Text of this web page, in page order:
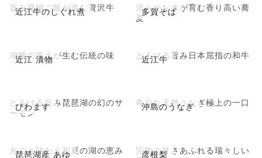
近江牛のしぐれ煮
旨み凝縮ご飯が進む贅沢牛 多賀そば
清らかな水が育む香り高い蕎
麦
近江 漬物
湖畔の風土が生む伝統の味 近江牛
とろける旨み日本屈指の和牛
びわます
とろける旨み琵琶湖の幻のサ
ーモン
沖島のうなぎ
希少な天然うなぎ極上の一口
琵琶湖産 あゆ
丸ごと味わう初夏の湖の恵み 彦根梨
完熟の甘さあふれる瑞々しい